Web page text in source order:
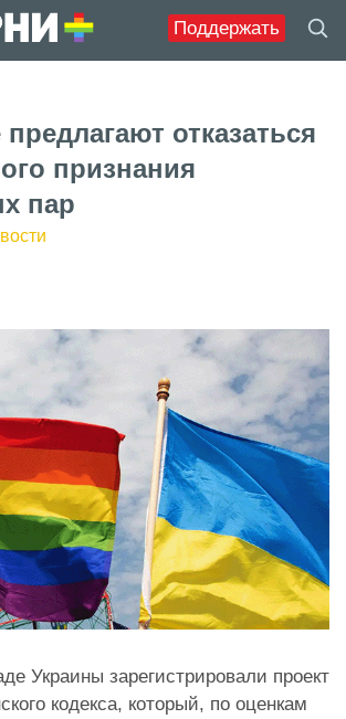
Поддержать
отказаться
признания
пар
Украины зарегистрировали проект
кодекса, который, по оценкам